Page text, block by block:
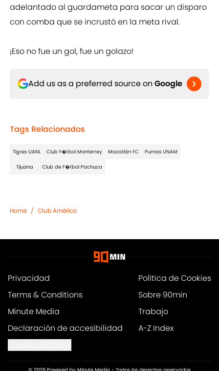
adelantado al guardameta para sacar un disparo
con comba que se incrustó en la meta rival.
¡Eso no fue un gol, fue un golazo!
Add us as a preferred source on Google
Tags Relacionados
Tigres UANL Club F�tbol Monterrey Mazatlán FC Pumas UNAM
Tijuana Club de F�tbol Pachuca
Home / Club América
Privacidad
Política de Cookies
Terms & Conditions
Sobre 90min
Minute Media
Trabajo
Declaración de accesibilidad
A-Z Index